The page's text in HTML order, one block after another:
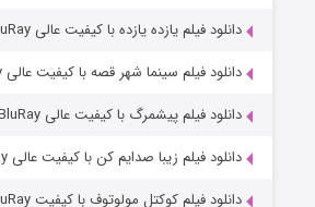
دانلود فیلم یازده یازده با کیفیت عالی BluRay
دانلود فیلم سینما شهر قصه با کیفیت عالی BluRay
دانلود فیلم پیشمرگ با کیفیت عالی BluRay
دانلود فیلم زیبا صدایم کن با کیفیت عالی BluRay
دانلود فیلم کوکتل مولوتوف با کیفیت BluRay